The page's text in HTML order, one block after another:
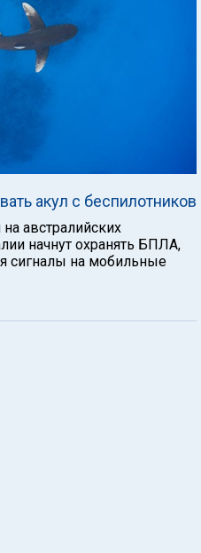
акул с беспилотников
австралийских
начнут охранять БПЛА,
сигналы на мобильные